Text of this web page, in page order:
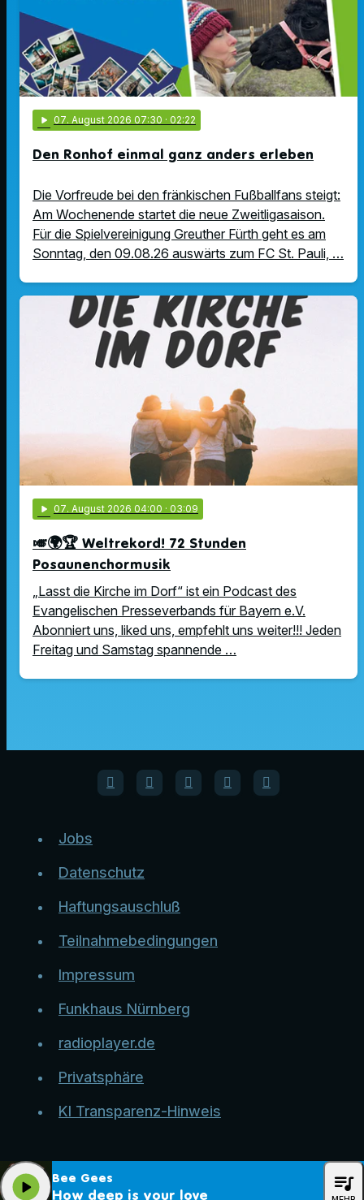
play_arrow 07. August 2026 07:30 · 02:22
Den Ronhof einmal ganz anders erleben
Die Vorfreude bei den fränkischen Fußballfans steigt:
Am Wochenende startet die neue Zweitligasaison.
Für die Spielvereinigung Greuther Fürth geht es am
Sonntag, den 09.08.26 auswärts zum FC St. Pauli, …
play_arrow 07. August 2026 04:00 · 03:09
🎺🌍🏆 Weltrekord! 72 Stunden
Posaunenchormusik
„Lasst die Kirche im Dorf“ ist ein Podcast des
Evangelischen Presseverbands für Bayern e.V.
Abonniert uns, liked uns, empfehlt uns weiter!!! Jeden
Freitag und Samstag spannende …
Jobs
Datenschutz
Haftungsauschluß
Teilnahmebedingungen
Impressum
Funkhaus Nürnberg
radioplayer.de
Privatsphäre
KI Transparenz-Hinweis
Bee Gees
How deep is your love
play_arrow queue_music